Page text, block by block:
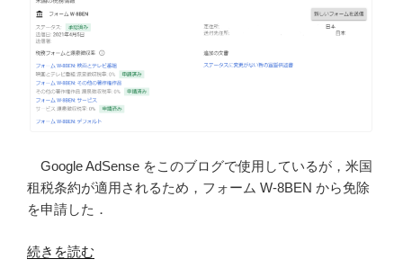
ェ
ク
ト
の
プ
ロ
ィ
を
査
Google AdSense をこのブログで使用しているが，米国
租税条約が適用されるため，フォーム W-8BEN から免除
を申請した．
“ア
続きを読む